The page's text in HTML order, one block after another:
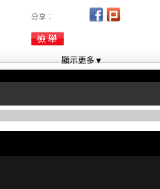
分享：